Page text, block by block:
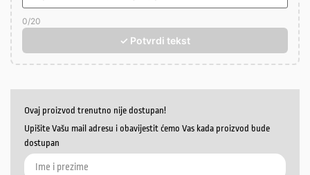
0/20
✓ Potvrdi tekst
Ovaj proizvod trenutno nije dostupan!
Upišite Vašu mail adresu i obavijestit ćemo Vas kada proizvod bude
dostupan